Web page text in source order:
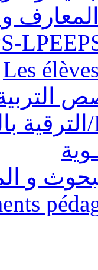
Les
و